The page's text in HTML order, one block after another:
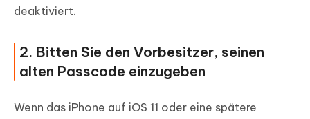
deaktiviert.
2. Bitten Sie den Vorbesitzer, seinen
alten Passcode einzugeben
Wenn das iPhone auf iOS 11 oder eine spätere